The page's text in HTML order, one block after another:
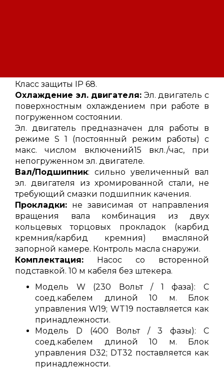
Класс защиты IP 68.
Охлаждение эл. двигателя: Эл. двигатель с
поверхностным охлаждением при работе в
погруженном состоянии.
Эл. двигатель предназначен для работы в
режиме S 1 (постоянный режим работы) с
макс. числом включений15 вкл./час, при
непогруженном эл. двигателе.
Вал/Подшипник: сильно увеличенный вал
эл. двигателя из хромированной стали, не
требующий смазки подшипник качения.
Прокладки: не зависимая от направления
вращения вала комбинация из двух
кольцевых торцовых прокладок (карбид
кремния/карбид кремния) вмасляной
запорной камере. Контроль масла снаружи.
Комплектация: Насос со всторенной
подставкой. 10 м кабеля без штекера.
Модель W (230 Вольт / 1 фаза): С
соед.кабелем длиной 10 м. Блок
управления W19; WT19 поставляется как
принадлежности.
Модель D (400 Вольт / 3 фазы): С
соед.кабелем длиной 10 м. Блок
управления D32; DT32 поставляется как
принадлежности.